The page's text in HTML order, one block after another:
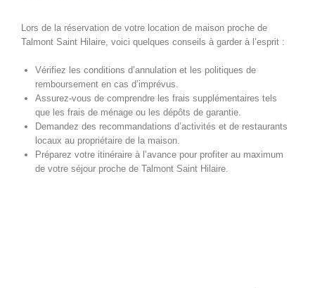
Lors de la réservation de votre location de maison proche de
Talmont Saint Hilaire, voici quelques conseils à garder à l’esprit :
Vérifiez les conditions d’annulation et les politiques de
remboursement en cas d’imprévus.
Assurez-vous de comprendre les frais supplémentaires tels
que les frais de ménage ou les dépôts de garantie.
Demandez des recommandations d’activités et de restaurants
locaux au propriétaire de la maison.
Préparez votre itinéraire à l’avance pour profiter au maximum
de votre séjour proche de Talmont Saint Hilaire.